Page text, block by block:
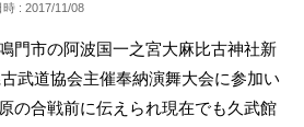
: 2017/11/08
門市の阿波国一之宮大麻比古神社新
武道協会主催奉納演舞大会に参加い
の合戦前に伝えられ現在でも久武館